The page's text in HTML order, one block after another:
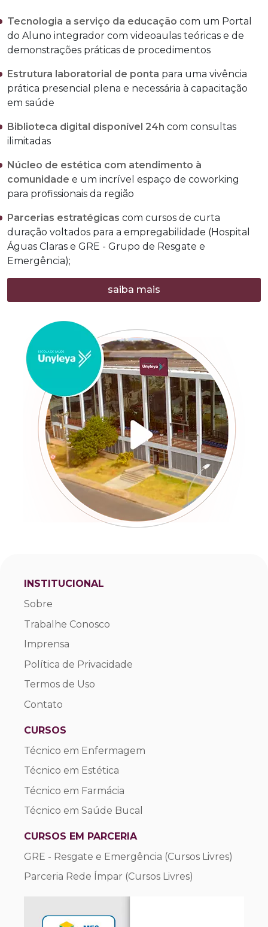
Tecnologia a serviço da educação com um Portal
do Aluno integrador com videoaulas teóricas e de
demonstrações práticas de procedimentos
Estrutura laboratorial de ponta para uma vivência
prática presencial plena e necessária à capacitação
em saúde
Biblioteca digital disponível 24h com consultas
ilimitadas
Núcleo de estética com atendimento à
comunidade e um incrível espaço de coworking
para profissionais da região
Parcerias estratégicas com cursos de curta
duração voltados para a empregabilidade (Hospital
Águas Claras e GRE - Grupo de Resgate e
Emergência);
saiba mais
INSTITUCIONAL
Sobre
Trabalhe Conosco
Imprensa
Política de Privacidade
Termos de Uso
Contato
CURSOS
Técnico em Enfermagem
Técnico em Estética
Técnico em Farmácia
Técnico em Saúde Bucal
CURSOS EM PARCERIA
GRE - Resgate e Emergência (Cursos Livres)
Parceria Rede Ímpar (Cursos Livres)